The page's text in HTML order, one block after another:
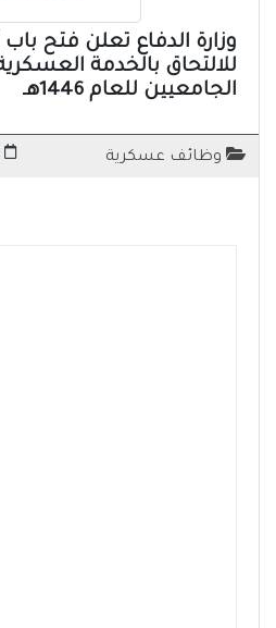
وزارة الدفاع تعلن فتح
للالتحاق بالخدمة
الجامعيين للعام 1446هـ
وظائف عسكرية